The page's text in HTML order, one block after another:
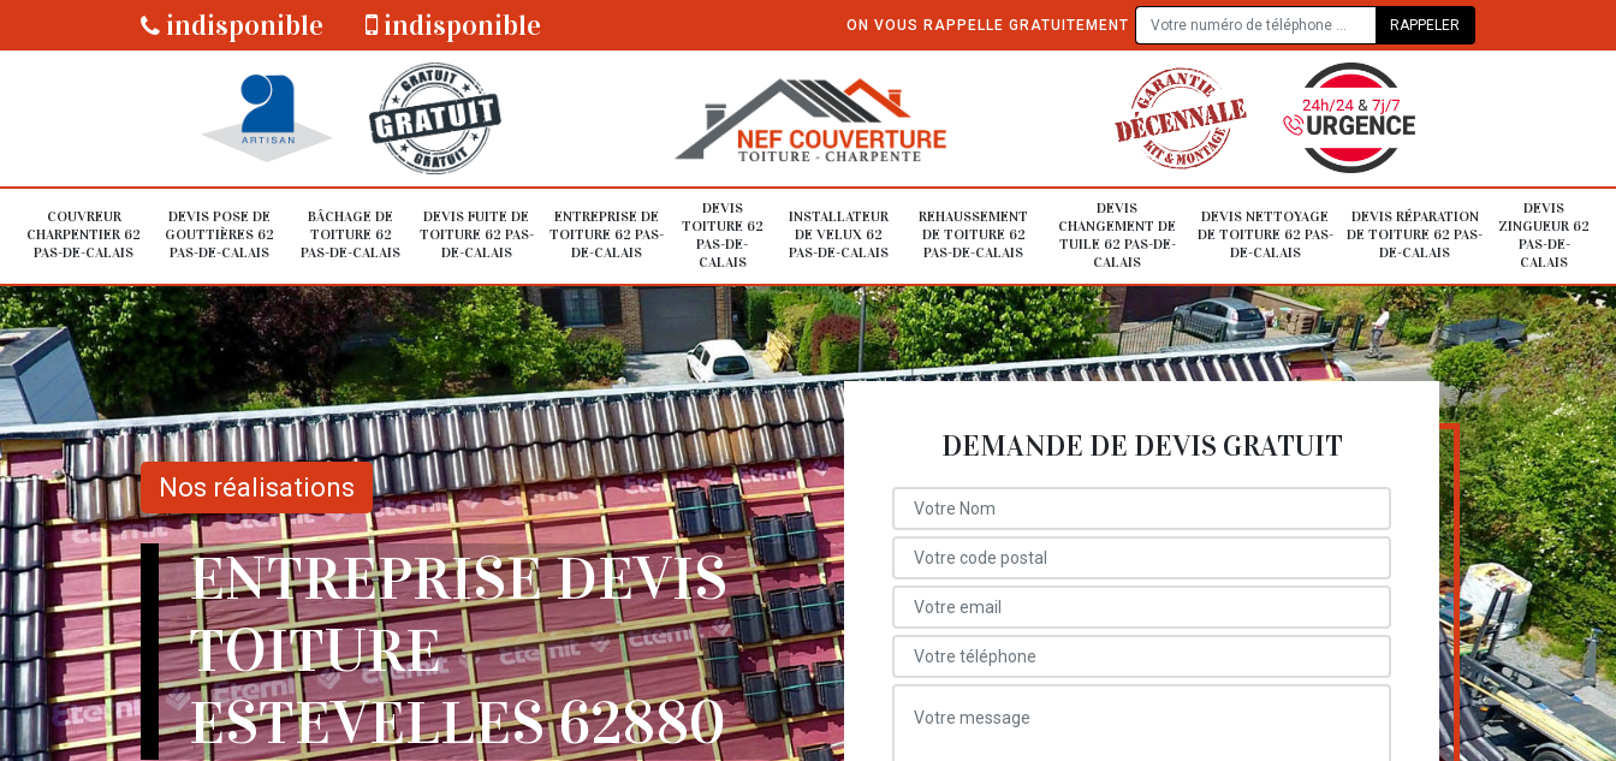
indisponible indisponible ON VOUS RAPPELLE GRATUITEMENT
COUVREUR
CHARPENTIER 62
PAS-DE-CALAIS
DEVIS POSE DE
GOUTTIÈRES 62
PAS-DE-CALAIS
BÂCHAGE DE
TOITURE 62
PAS-DE-CALAIS
DEVIS FUITE DE
TOITURE 62 PAS-
DE-CALAIS
ENTREPRISE DE
TOITURE 62 PAS-
DE-CALAIS
DEVIS
TOITURE 62
PAS-DE-
CALAIS
INSTALLATEUR
DE VELUX 62
PAS-DE-CALAIS
REHAUSSEMENT
DE TOITURE 62
PAS-DE-CALAIS
DEVIS
CHANGEMENT DE
TUILE 62 PAS-DE-
CALAIS
DEVIS NETTOYAGE
DE TOITURE 62 PAS-
DE-CALAIS
DEVIS RÉPARATION
DE TOITURE 62 PAS-
DE-CALAIS
DEVIS
ZINGUEUR 62
PAS-DE-
CALAIS
Nos réalisations
ENTREPRISE DEVIS
TOITURE
ESTEVELLES 62880
DEMANDE DE DEVIS GRATUIT